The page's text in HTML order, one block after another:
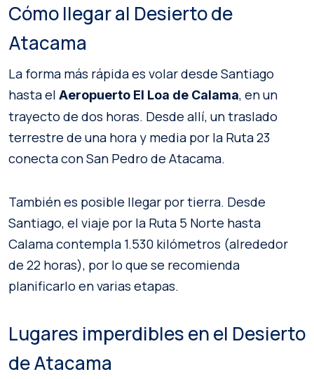
Cómo llegar al Desierto de
Atacama
La forma más rápida es volar desde Santiago
hasta el Aeropuerto El Loa de Calama, en un
trayecto de dos horas. Desde allí, un traslado
terrestre de una hora y media por la Ruta 23
conecta con San Pedro de Atacama.
También es posible llegar por tierra. Desde
Santiago, el viaje por la Ruta 5 Norte hasta
Calama contempla 1.530 kilómetros (alrededor
de 22 horas), por lo que se recomienda
planificarlo en varias etapas.
Lugares imperdibles en el Desierto
de Atacama